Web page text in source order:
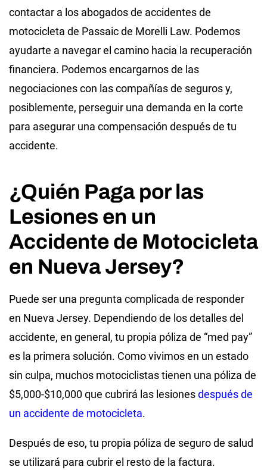
contactar a los abogados de accidentes de
motocicleta de Passaic de Morelli Law. Podemos
ayudarte a navegar el camino hacia la recuperación
financiera. Podemos encargarnos de las
negociaciones con las compañías de seguros y,
posiblemente, perseguir una demanda en la corte
para asegurar una compensación después de tu
accidente.
¿Quién Paga por las
Lesiones en un
Accidente de Motocicleta
en Nueva Jersey?
Puede ser una pregunta complicada de responder
en Nueva Jersey. Dependiendo de los detalles del
accidente, en general, tu propia póliza de “med pay”
es la primera solución. Como vivimos en un estado
sin culpa, muchos motociclistas tienen una póliza de
$5,000-$10,000 que cubrirá las lesionesdespués de
un accidente de motocicleta.
Después de eso, tu propia póliza de seguro de salud
se utilizará para cubrir el resto de la factura.